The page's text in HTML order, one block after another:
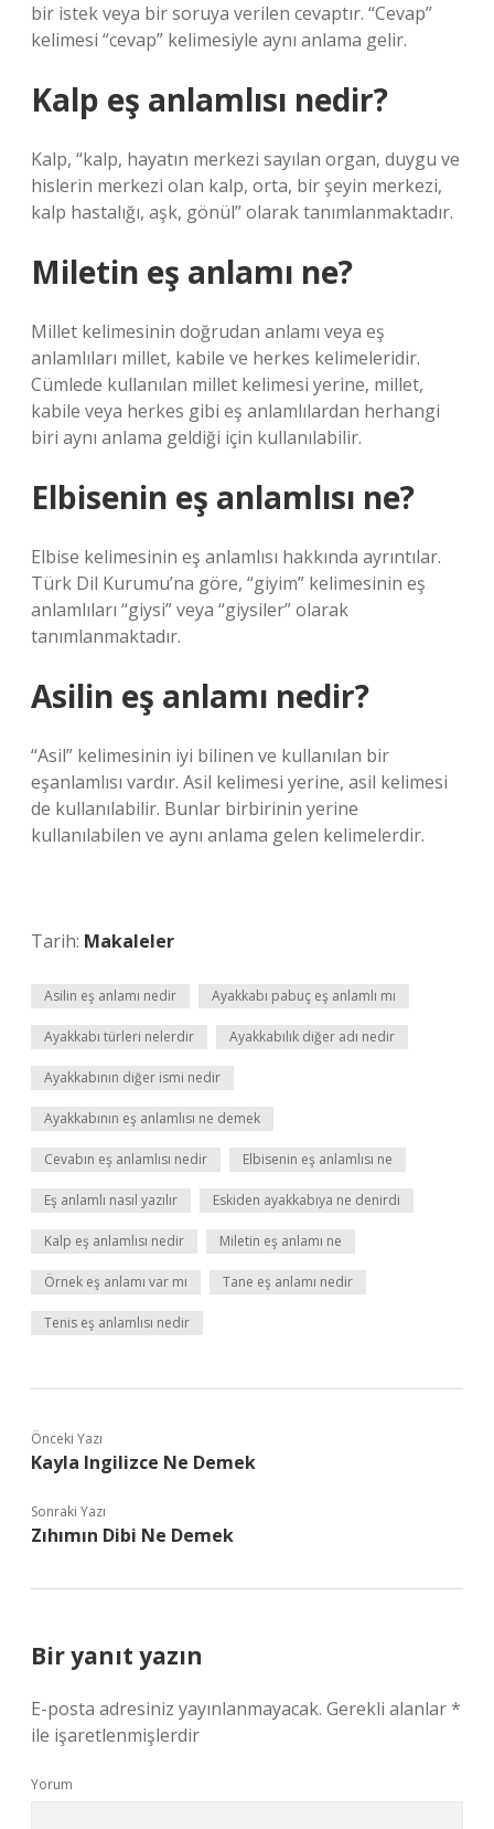
bir istek veya bir soruya verilen cevaptır. “Cevap”
kelimesi “cevap” kelimesiyle aynı anlama gelir.
Kalp eş anlamlısı nedir?
Kalp, “kalp, hayatın merkezi sayılan organ, duygu ve
hislerin merkezi olan kalp, orta, bir şeyin merkezi,
kalp hastalığı, aşk, gönül” olarak tanımlanmaktadır.
Miletin eş anlamı ne?
Millet kelimesinin doğrudan anlamı veya eş
anlamlıları millet, kabile ve herkes kelimeleridir.
Cümlede kullanılan millet kelimesi yerine, millet,
kabile veya herkes gibi eş anlamlılardan herhangi
biri aynı anlama geldiği için kullanılabilir.
Elbisenin eş anlamlısı ne?
Elbise kelimesinin eş anlamlısı hakkında ayrıntılar.
Türk Dil Kurumu’na göre, “giyim” kelimesinin eş
anlamlıları “giysi” veya “giysiler” olarak
tanımlanmaktadır.
Asilin eş anlamı nedir?
“Asil” kelimesinin iyi bilinen ve kullanılan bir
eşanlamlısı vardır. Asil kelimesi yerine, asil kelimesi
de kullanılabilir. Bunlar birbirinin yerine
kullanılabilen ve aynı anlama gelen kelimelerdir.
Tarih: Makaleler
Asilin eş anlamı nedir Ayakkabı pabuç eş anlamlı mı
Ayakkabı türleri nelerdir Ayakkabılık diğer adı nedir
Ayakkabının diğer ismi nedir
Ayakkabının eş anlamlısı ne demek
Cevabın eş anlamlısı nedir Elbisenin eş anlamlısı ne
Eş anlamlı nasıl yazılır Eskiden ayakkabıya ne denirdi
Kalp eş anlamlısı nedir Miletin eş anlamı ne
Örnek eş anlamı var mı Tane eş anlamı nedir
Tenis eş anlamlısı nedir
Önceki Yazı
Kayla Ingilizce Ne Demek
Sonraki Yazı
Zıhımın Dibi Ne Demek
Bir yanıt yazın
E-posta adresiniz yayınlanmayacak. Gerekli alanlar*
ile işaretlenmişlerdir
Yorum